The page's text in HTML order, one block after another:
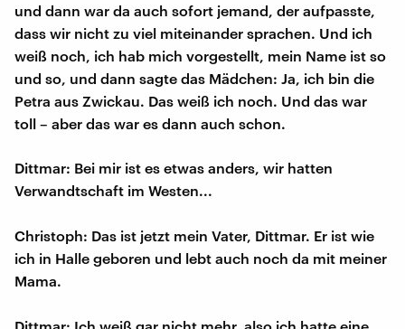
und dann war da auch sofort jemand, der aufpasste,
dass wir nicht zu viel miteinander sprachen. Und ich
weiß noch, ich hab mich vorgestellt, mein Name ist so
und so, und dann sagte das Mädchen: Ja, ich bin die
Petra aus Zwickau. Das weiß ich noch. Und das war
toll – aber das war es dann auch schon.
Dittmar: Bei mir ist es etwas anders, wir hatten
Verwandtschaft im Westen...
Christoph: Das ist jetzt mein Vater, Dittmar. Er ist wie
ich in Halle geboren und lebt auch noch da mit meiner
Mama.